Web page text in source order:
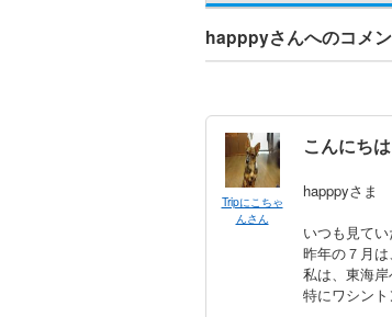
happpyさんへのコメ
Tripにこちゃ
んさん
こんにちは
happpyさま
いつも見てい
昨年の７月は
私は、東海岸
特にワシント